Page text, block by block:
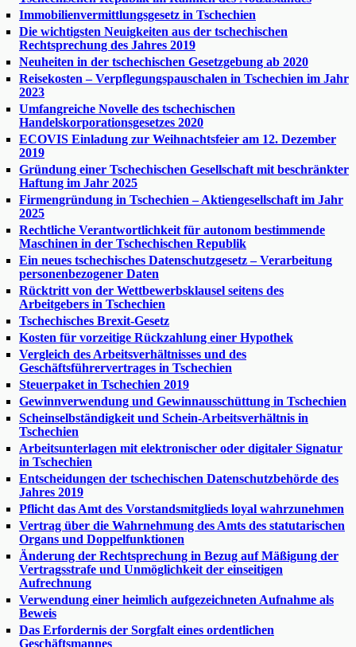
Immobilienvermittlungsgesetz in Tschechien
Die wichtigsten Neuigkeiten aus der tschechischen
Rechtsprechung des Jahres 2019
Neuheiten in der tschechischen Gesetzgebung ab 2020
Reisekosten – Verpflegungspauschalen in Tschechien im Jahr
2023
Umfangreiche Novelle des tschechischen
Handelskorporationsgesetzes 2020
ECOVIS Einladung zur Weihnachtsfeier am 12. Dezember
2019
Gründung einer Tschechischen Gesellschaft mit beschränkter
Haftung im Jahr 2025
Firmengründung in Tschechien – Aktiengesellschaft im Jahr
2025
Rechtliche Verantwortlichkeit für autonom bestimmende
Maschinen in der Tschechischen Republik
Ein neues tschechisches Datenschutzgesetz – Verarbeitung
personenbezogener Daten
Rücktritt von der Wettbewerbsklausel seitens des
Arbeitgebers in Tschechien
Tschechisches Brexit-Gesetz
Kosten für vorzeitige Rückzahlung einer Hypothek
Vergleich des Arbeitsverhältnisses und des
Geschäftsführervertrages in Tschechien
Steuerpaket in Tschechien 2019
Gewinnverwendung und Gewinnausschüttung in Tschechien
Scheinselbständigkeit und Schein-Arbeitsverhältnis in
Tschechien
Arbeitsunterlagen mit elektronischer oder digitaler Signatur
in Tschechien
Entscheidungen der tschechischen Datenschutzbehörde des
Jahres 2019
Pflicht das Amt des Vorstandsmitglieds loyal wahrzunehmen
Vertrag über die Wahrnehmung des Amts des statutarischen
Organs und Doppelfunktionen
Änderung der Rechtsprechung in Bezug auf Mäßigung der
Vertragsstrafe und Unmöglichkeit der einseitigen
Aufrechnung
Verwendung einer heimlich aufgezeichneten Aufnahme als
Beweis
Das Erfordernis der Sorgfalt eines ordentlichen
Geschäftsmannes